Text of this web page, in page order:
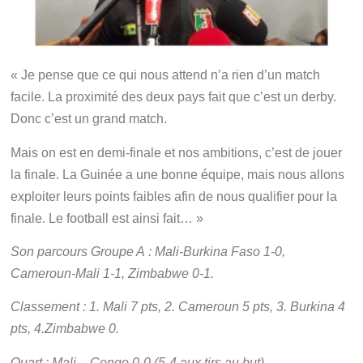
« Je pense que ce qui nous attend n’a rien d’un match
facile. La proximité des deux pays fait que c’est un derby.
Donc c’est un grand match.
Mais on est en demi-finale et nos ambitions, c’est de jouer
la finale. La Guinée a une bonne équipe, mais nous allons
exploiter leurs points faibles afin de nous qualifier pour la
finale. Le football est ainsi fait… »
Son parcours Groupe A : Mali-Burkina Faso 1-0,
Cameroun-Mali 1-1, Zimbabwe 0-1.
Classement : 1. Mali 7 pts, 2. Cameroun 5 pts, 3. Burkina 4
pts, 4.Zimbabwe 0.